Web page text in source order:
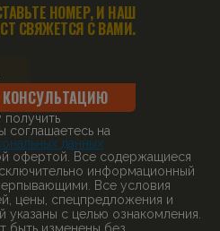
НОМЕР, И НАШ
СВЯЖЕТСЯ С ВАМИ.
соглашаетесь на
данных
офертой. Все содержащиеся
информационный
Все условия
цены, спецпредложения и
указаны с целью ознакомления.